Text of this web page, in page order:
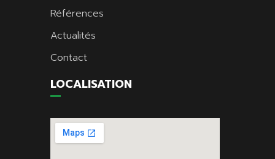
Références
Actualités
Contact
LOCALISATION